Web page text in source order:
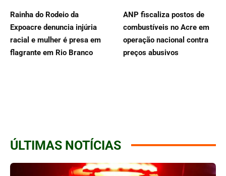
Rainha do Rodeio da
Expoacre denuncia injúria
racial e mulher é presa em
flagrante em Rio Branco
ANP fiscaliza postos de
combustíveis no Acre em
operação nacional contra
preços abusivos
ÚLTIMAS NOTÍCIAS